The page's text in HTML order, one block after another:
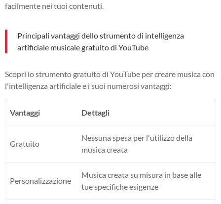
facilmente nei tuoi contenuti.
Principali vantaggi dello strumento di intelligenza
artificiale musicale gratuito di YouTube
Scopri lo strumento gratuito di YouTube per creare musica con
l'intelligenza artificiale e i suoi numerosi vantaggi:
Vantaggi Dettagli
Gratuito
Nessuna spesa per l'utilizzo della
musica creata
Personalizzazione
Musica creata su misura in base alle
tue specifiche esigenze